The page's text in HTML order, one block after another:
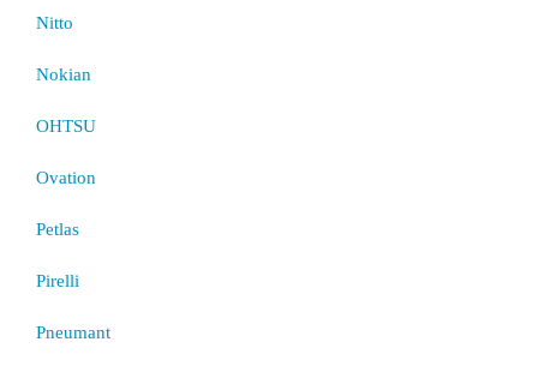
Nitto
Nokian
OHTSU
Ovation
Petlas
Pirelli
Pneumant